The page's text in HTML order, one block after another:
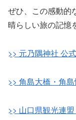
ぜひ、この感動的
晴らしい旅の記憶
>> 元乃隅神社 公
>> 角島大橋・角
>> 山口県観光連